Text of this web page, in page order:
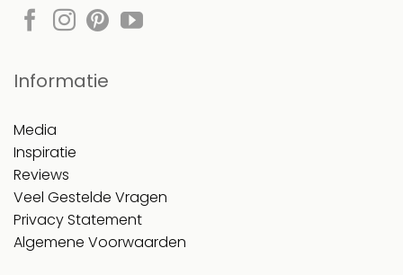
Informatie
Media
Inspiratie
Reviews
Veel Gestelde Vragen
Privacy Statement
Algemene Voorwaarden